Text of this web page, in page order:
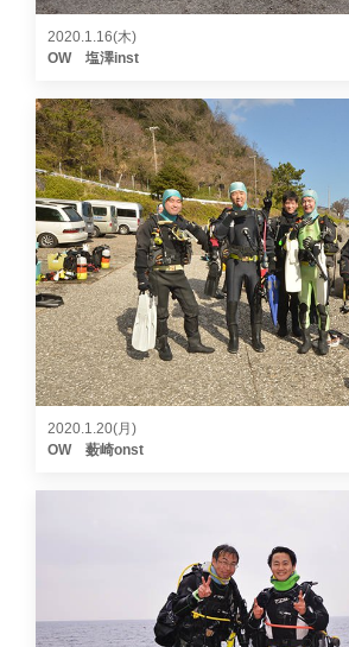
2020.1.16(木)
OW 塩澤inst
2020.1.20(月)
OW 薮崎onst